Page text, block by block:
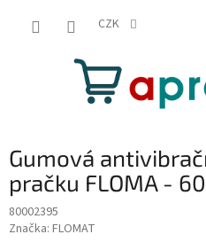
CZK
Gumová
pračku FLOMA -
80002395
Značka: FLOMAT